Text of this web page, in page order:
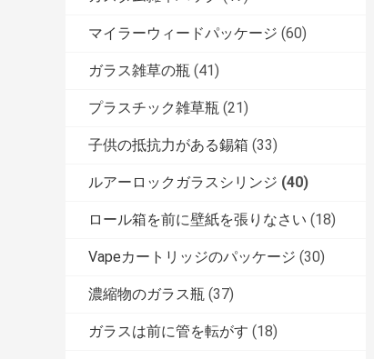
マイラーウィードパッケージ (60)
ガラス雑草の瓶 (41)
プラスチック雑草瓶 (21)
子供の抵抗力がある錫箱 (33)
ルアーロックガラスシリンジ (40)
ロール箱を前に壁紙を張りなさい (18)
Vapeカートリッジのパッケージ (30)
濃縮物のガラス瓶 (37)
ガラスは前に管を転がす (18)